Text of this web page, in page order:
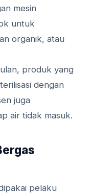
mesin
untuk
organik, atau
produk yang
dengan
juga
air tidak masuk.
pelaku